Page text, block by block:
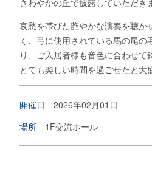
さわやかの丘で披露していただき
哀愁を帯びた艶やかな演奏を聴か
く、弓に使用されている馬の尾の
り、ご入居者様も音色に合わせて
とても楽しい時間を過ごせたと大
開催日
2026年02月01日
場所
1F交流ホール